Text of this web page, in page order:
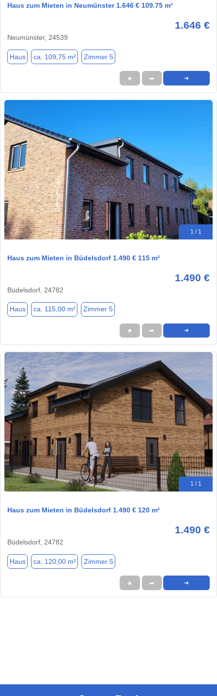
Haus zum Mieten in Neumünster 1.646 € 109.75 m²
1.646 €
Neumünster, 24539
Haus ca. 109,75 m² Zimmer 5
★ ➦ ➜
1 / 1
Haus zum Mieten in Büdelsdorf 1.490 € 115 m²
1.490 €
Büdelsdorf, 24782
Haus ca. 115,00 m² Zimmer 5
★ ➦ ➜
1 / 1
Haus zum Mieten in Büdelsdorf 1.490 € 120 m²
1.490 €
Büdelsdorf, 24782
Haus ca. 120,00 m² Zimmer 5
★ ➦ ➜